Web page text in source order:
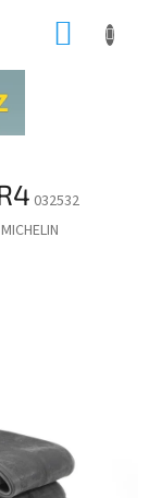
032532
MICHELIN